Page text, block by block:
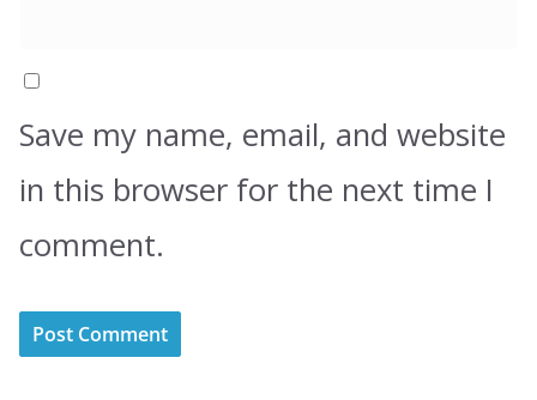
Save my name, email, and website
in this browser for the next time I
comment.